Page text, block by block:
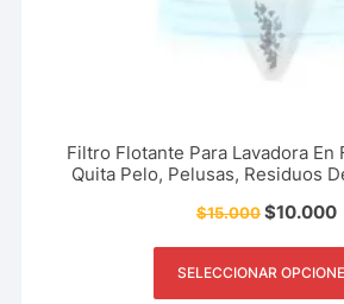
Filtro Flotante Para Lavadora En
Quita Pelo, Pelusas, Residuos
$15.000$10.000
SELECCIONAR